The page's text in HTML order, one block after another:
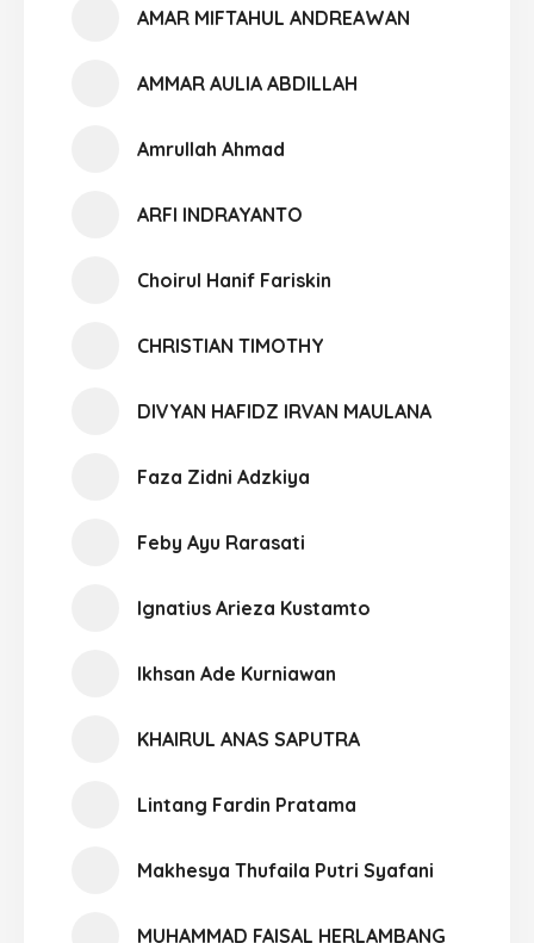
AMAR MIFTAHUL ANDREAWAN
AMMAR AULIA ABDILLAH
Amrullah Ahmad
ARFI INDRAYANTO
Choirul Hanif Fariskin
CHRISTIAN TIMOTHY
DIVYAN HAFIDZ IRVAN MAULANA
Faza Zidni Adzkiya
Feby Ayu Rarasati
Ignatius Arieza Kustamto
Ikhsan Ade Kurniawan
KHAIRUL ANAS SAPUTRA
Lintang Fardin Pratama
Makhesya Thufaila Putri Syafani
MUHAMMAD FAISAL HERLAMBANG